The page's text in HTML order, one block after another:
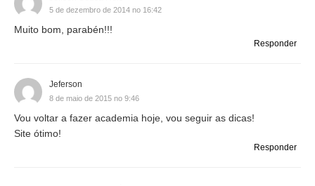
5 de dezembro de 2014 no 16:42
Muito bom, parabén!!!
Responder
Jeferson
8 de maio de 2015 no 9:46
Vou voltar a fazer academia hoje, vou seguir as dicas!
Site ótimo!
Responder